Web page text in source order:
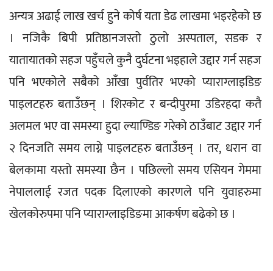
अन्यत्र अढाई लाख खर्च हुने कोर्ष यता डेढ लाखमा भइरहेको छ
। नजिकै बिपी प्रतिष्ठानजस्तो ठुलो अस्पताल, सडक र
यातायातको सहज पहुँचले कुनै दुर्घटना भइहाले उद्दार गर्न सहज
पनि भएकोले सबैको आँखा पुर्वतिर भएको प्याराग्लाइडिङ
पाइलटहरु बताउँछन् । शिरकोट र बन्दीपुरमा उडिरहदा कतै
अलमल भए वा समस्या हुदा ल्याण्डिङ गरेको ठाउँबाट उद्दार गर्न
२ दिनजति समय लाग्ने पाइलटहरु बताउँछन् । तर, धरान वा
बेलकामा यस्तो समस्या छैन । पछिल्लो समय एसियन गेममा
नेपाललाई रजत पदक दिलाएको कारणले पनि युवाहरुमा
खेलकोरुपमा पनि प्याराग्लाइडिङमा आकर्षण बढेको छ ।